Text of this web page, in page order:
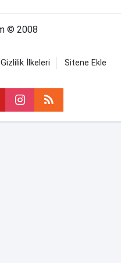
© 2008
Gizlilik İlkeleri Sitene Ekle